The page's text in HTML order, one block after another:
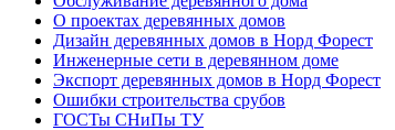
О проектах деревянных домов
Дизайн деревянных домов в Норд Форест
Инженерные сети в деревянном доме
Экспорт деревянных домов в Норд Форест
Ошибки строительства срубов
ГОСТы СНиПы ТУ